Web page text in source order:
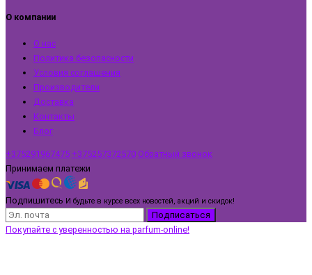
О компании
О нас
Политика безопасности
Условия соглашения
Производители
Доставка
Контакты
Блог
+375291967475 +375257372570 Обратный звонок
Принимаем платежи
Подпишитесь И будьте в курсе всех новостей, акций и скидок!
Подписаться
Покупайте с уверенностью на parfum-online!